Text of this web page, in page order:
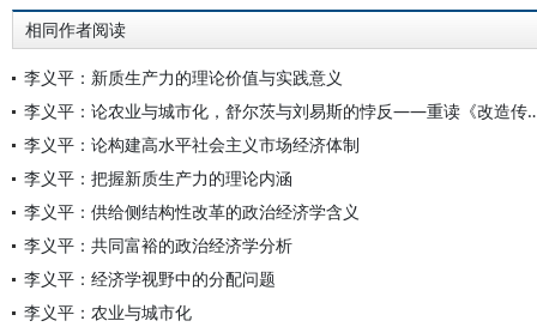
相同作者阅读
李义平：新质生产力的理论价值与实践意义
李义平：论农业与城市化，舒尔茨与
李义平：论构建高水平社会主义市场经济体制
李义平：把握新质生产力的理论内涵
李义平：供给侧结构性改革的政治经济学含义
李义平：共同富裕的政治经济学分析
李义平：经济学视野中的分配问题
李义平：农业与城市化